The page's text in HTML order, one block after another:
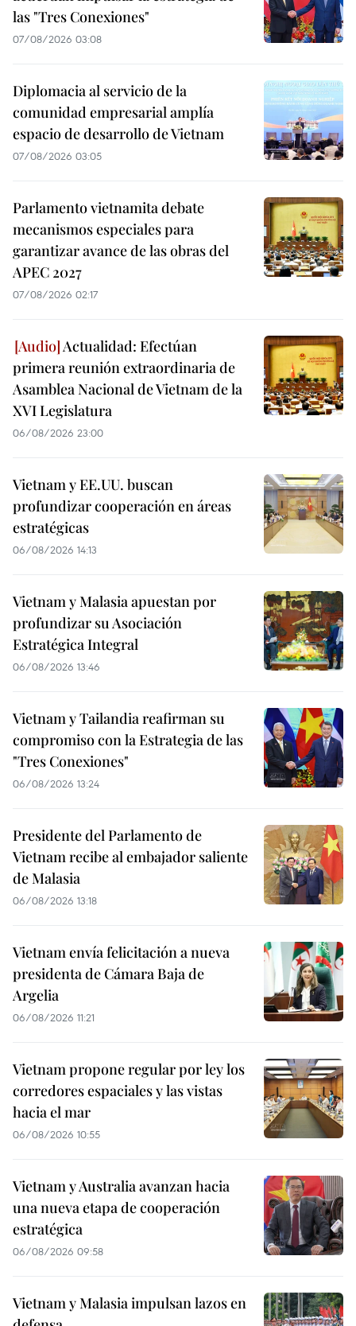
las "Tres Conexiones"
07/08/2026 03:08
Diplomacia al servicio de la
comunidad empresarial amplía
espacio de desarrollo de Vietnam
07/08/2026 03:05
Parlamento vietnamita debate
mecanismos especiales para
garantizar avance de las obras del
APEC 2027
07/08/2026 02:17
Actualidad: Efectúan
primera reunión extraordinaria de
Asamblea Nacional de Vietnam de la
XVI Legislatura
06/08/2026 23:00
Vietnam y EE.UU. buscan
profundizar cooperación en áreas
estratégicas
06/08/2026 14:13
Vietnam y Malasia apuestan por
profundizar su Asociación
Estratégica Integral
06/08/2026 13:46
Vietnam y Tailandia reafirman su
compromiso con la Estrategia de las
"Tres Conexiones"
06/08/2026 13:24
Presidente del Parlamento de
Vietnam recibe al embajador saliente
de Malasia
06/08/2026 13:18
Vietnam envía felicitación a nueva
presidenta de Cámara Baja de
Argelia
06/08/2026 11:21
Vietnam propone regular por ley los
corredores espaciales y las vistas
hacia el mar
06/08/2026 10:55
Vietnam y Australia avanzan hacia
una nueva etapa de cooperación
estratégica
06/08/2026 09:58
Vietnam y Malasia impulsan lazos en